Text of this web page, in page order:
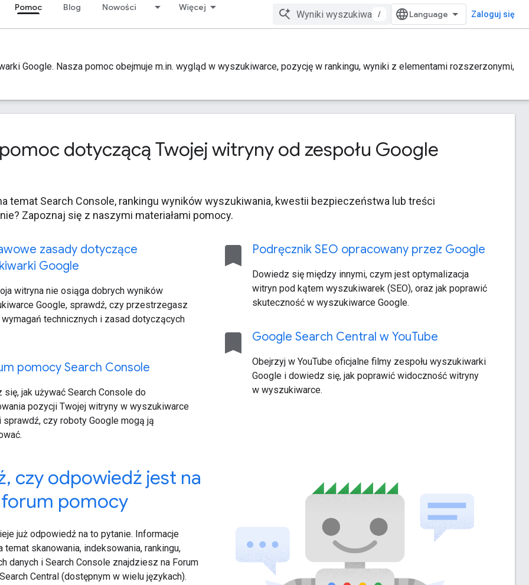
Pomoc Blog Nowości Więcej
/ Zaloguj się
Google. Nasza pomoc obejmuje m.in. wygląd w wyszukiwarce, pozycję w rankingu, wyniki z elementami rozszerzonymi,
pomoc dotyczącą Twojej witryny od zespołu Google
temat Search Console, rankingu wyników wyszukiwania, kwestii bezpieczeństwa lub treści
Zapoznaj się z naszymi materiałami pomocy.
zasady dotyczące
Google
witryna nie osiąga dobrych wyników
Google, sprawdź, czy przestrzegasz
technicznych i zasad dotyczących
pomocy Search Console
się, jak używać Search Console do
pozycji Twojej witryny w wyszukiwarce
sprawdź, czy roboty Google mogą ją
bookmark Podręcznik SEO opracowany przez Google
Dowiedz się między innymi, czym jest optymalizacja
witryn pod kątem wyszukiwarek (SEO), oraz jak poprawić
skuteczność w wyszukiwarce Google.
bookmark Google Search Central w YouTube
Obejrzyj w YouTube oficjalne filmy zespołu wyszukiwarki
Google i dowiedz się, jak poprawić widoczność witryny
w wyszukiwarce.
, czy odpowiedź jest na
forum pomocy
już odpowiedź na to pytanie. Informacje
temat skanowania, indeksowania, rankingu,
danych i Search Console znajdziesz na Forum
Central (dostępnym w wielu językach).